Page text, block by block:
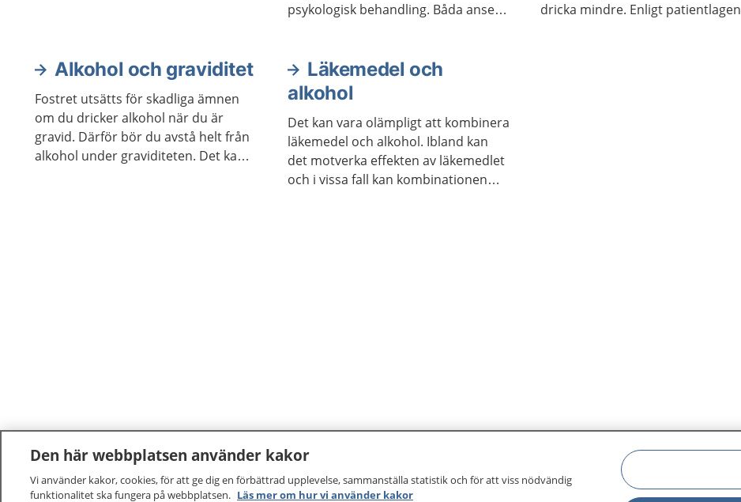
av med ett alkoholberoende.
psykologisk behandling. Båda anses
kan också kombineras. En del får bra
stöd i självhjälpsgrupper.
dricka mindre. Enligt patientlagen
Alkohol och graviditet
Fostret utsätts för skadliga ämnen
om du dricker alkohol när du är
gravid. Därför bör du avstå helt från
alkohol under graviditeten. Det kan
Läkemedel och
alkohol
Det kan vara olämpligt att kombinera
läkemedel och alkohol. Ibland kan
det motverka effekten av läkemedlet
och i vissa fall kan kombinationen
Den här webbplatsen använder kakor
Vi använder kakor, cookies, för att ge dig en förbättrad upplevelse, sammanställa statistik och för att viss nödvändig
funktionalitet ska fungera på webbplatsen. Läs mer om hur vi använder kakor